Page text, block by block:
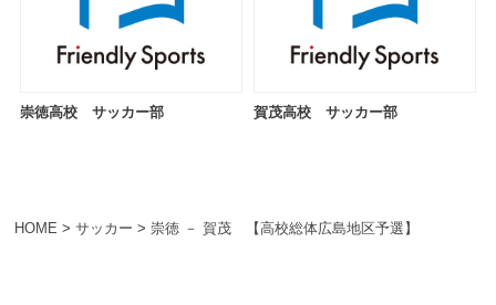
HOME > サッカー > 崇徳 － 賀茂 【高校総体広島地区予選】
崇徳高校 サッカー部 賀茂高校 サッカー部